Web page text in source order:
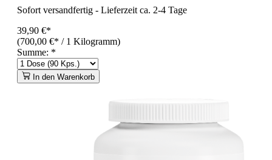
Sofort versandfertig - Lieferzeit ca. 2-4 Tage
39,90 €*
(700,00 €* / 1 Kilogramm)
Summe: *
In den Warenkorb